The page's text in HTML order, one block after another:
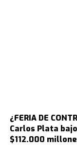
¿FERIA DE
Carlos Plata
$112.000